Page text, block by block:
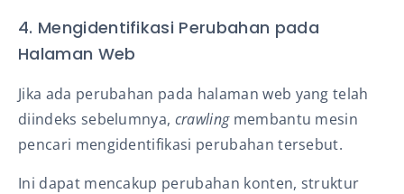
4. Mengidentifikasi Perubahan pada
Halaman Web
Jika ada perubahan pada halaman web yang telah
diindeks sebelumnya, crawlingmembantu mesin
pencari mengidentifikasi perubahan tersebut.
Ini dapat mencakup perubahan konten, struktur